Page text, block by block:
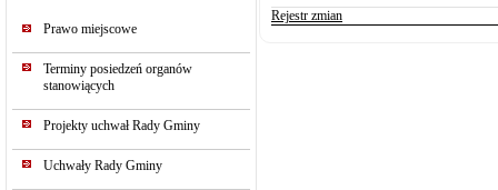
Prawo miejscowe
Terminy posiedzeń organów
stanowiących
Projekty uchwał Rady Gminy
Uchwały Rady Gminy
Rejestr zmian